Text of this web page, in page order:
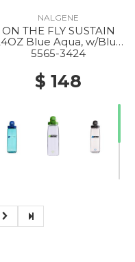
NALGENE
ON THE FLY SUSTAIN
Blue Aqua, w/Blue
Aqua
5565-3424
$ 148